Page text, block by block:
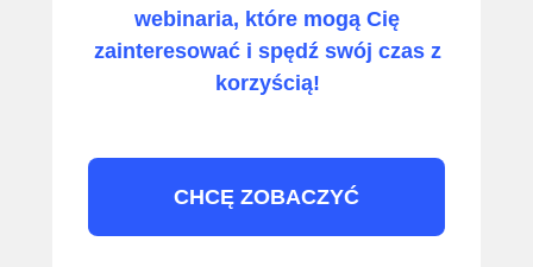
webinaria, które mogą Cię
zainteresować i spędź swój czas z
korzyścią!
CHCĘ ZOBACZYĆ